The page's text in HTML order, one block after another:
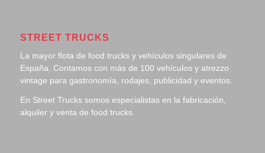
STREET TRUCKS
La mayor flota de food trucks y vehículos singulares de
España. Contamos con más de 100 vehículos y atrezzo
vintage para gastronomía, rodajes, publicidad y eventos.
En Street Trucks somos especialistas en la fabricación,
alquiler y venta de food trucks.